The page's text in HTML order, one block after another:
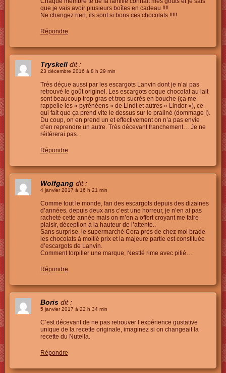
que je vais avoir plusieurs boîtes en cadeau !!!!
Ne changez rien, ils sont si bons ces chocolats !!!!!
Répondre
Tryskell dit :
23 décembre 2016 à 8 h 29 min
Très déçue aussi par les escargots Lanvin dont je n’ai pas
retrouvé le goût originel. Les escargots coque chocolat au lait
sont beaucoup trop gras et trop sucrés en bouche (ça me
rappelle les « pyrénéens » de Lindt et autres « Lindor »), ce
qui fait que ça prend vite le dessus sur le praliné (dommage !).
Du coup, on en prend un et effectivement on n’a pas envie
d’en reprendre un autre. Très décevant franchement… Je ne
réitérerai pas.
Répondre
Wolfgang dit :
4 janvier 2017 à 16 h 21 min
Comme tout le monde, fan des escargots depuis des dizaines
d’années, depuis deux ans c’est une horreur, je n’en ai pas
racheté cette année mais on m’en a offert croyant me faire
plaisir, déception à la hauteur de l’attente..
Sans surprise, le supermarché Cora près de chez moi brade
les chocolats à moitié prix et la majeure partie est constituée
d’escargots de Lanvin.
Comment torpiller une marque, Nestlé rime avec pitié…
Répondre
Boris dit :
5 janvier 2017 à 22 h 34 min
C’est décevant de ne pas retrouver l’expérience gustative
unique de la recette originale, imaginez si on changeait la
recette du Nutella.
Répondre